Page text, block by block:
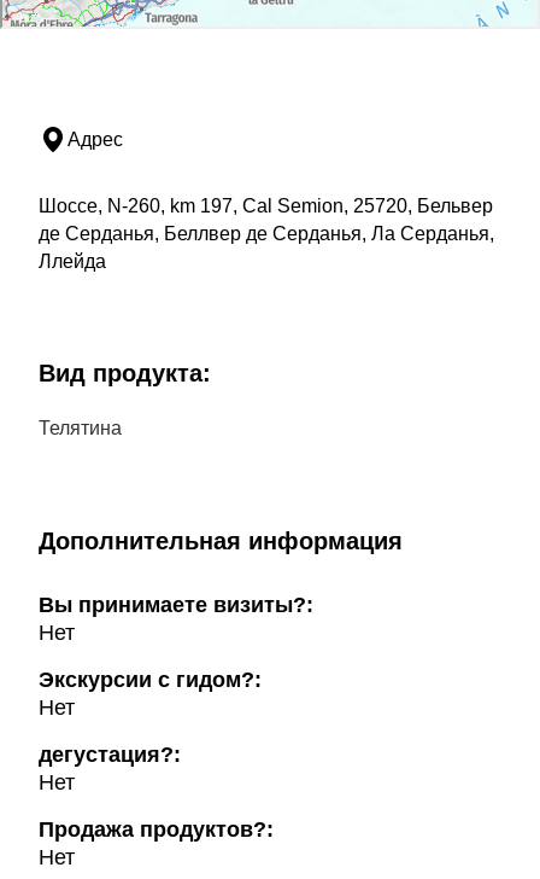
Адрес
Шоссе, N-260, km 197, Cal Semion, 25720, Бельвер
де Серданья, Беллвер де Серданья, Ла Серданья,
Ллейда
Bид продукта:
Телятина
Дополнительная информация
Вы принимаете визиты?:
Нет
Экскурсии с гидом?:
Нет
дегустация?:
Нет
Продажа продуктов?:
Нет